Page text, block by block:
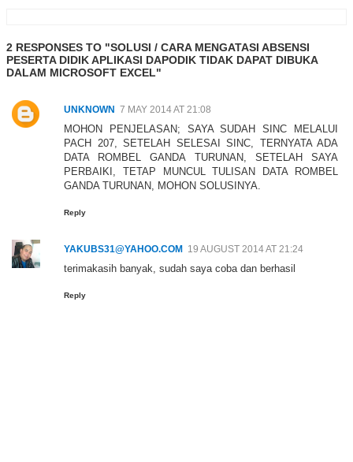
2 RESPONSES TO "SOLUSI / CARA MENGATASI ABSENSI
PESERTA DIDIK APLIKASI DAPODIK TIDAK DAPAT DIBUKA
DALAM MICROSOFT EXCEL"
UNKNOWN 7 MAY 2014 AT 21:08
MOHON PENJELASAN; SAYA SUDAH SINC MELALUI
PACH 207, SETELAH SELESAI SINC, TERNYATA ADA
DATA ROMBEL GANDA TURUNAN, SETELAH SAYA
PERBAIKI, TETAP MUNCUL TULISAN DATA ROMBEL
GANDA TURUNAN, MOHON SOLUSINYA.
Reply
YAKUBS31@YAHOO.COM 19 AUGUST 2014 AT 21:24
terimakasih banyak, sudah saya coba dan berhasil
Reply